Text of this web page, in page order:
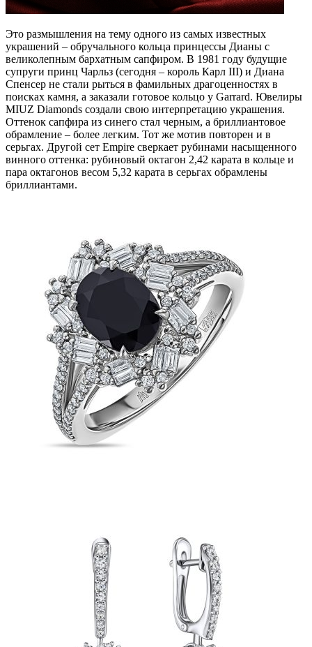
Это размышления на тему одного из самых известных
украшений – обручального кольца принцессы Дианы с
великолепным бархатным сапфиром. В 1981 году будущие
супруги принц Чарльз (сегодня – король Карл III) и Диана
Спенсер не стали рыться в фамильных драгоценностях в
поисках камня, а заказали готовое кольцо у Garrard. Ювелиры
MIUZ Diamonds создали свою интерпретацию украшения.
Оттенок сапфира из синего стал черным, а бриллиантовое
обрамление – более легким. Тот же мотив повторен и в
серьгах. Другой сет Empire сверкает рубинами насыщенного
винного оттенка: рубиновый октагон 2,42 карата в кольце и
пара октагонов весом 5,32 карата в серьгах обрамлены
бриллиантами.